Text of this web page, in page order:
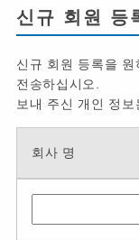
신규 회원 등
신규 회원 등록을
전송하십시오.
보내 주신 개인 정
회사 명